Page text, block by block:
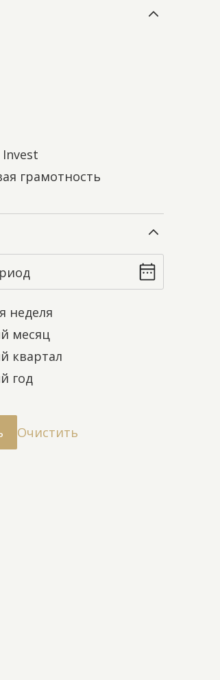
грамотность
неделя
месяц
квартал
год
Очистить